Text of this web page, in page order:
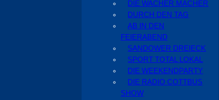
DIE WACHER MACHER
DURCH DEN TAG
AB IN DEN
FEIERABEND
SANDOWER DREIECK
SPORT TOTAL LOKAL
DIE WEEKENDPARTY
DIE RADIO COTTBUS
SHOW